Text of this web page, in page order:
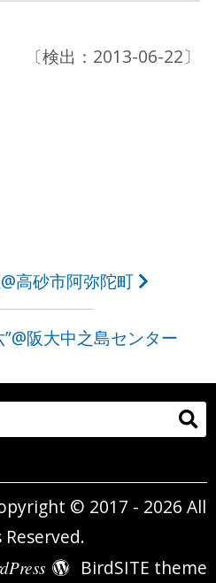
〔検出：2013-06-22〕
高砂市阿弥陀町
阪大中之島センター
© 2017 - 2026 All
Reserved.
BirdSITE theme